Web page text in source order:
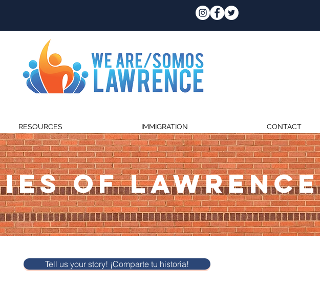
RESOURCES IMMIGRATION CONTACT
OF LAWRENCE
Tell us your story! ¡Comparte tu historia!